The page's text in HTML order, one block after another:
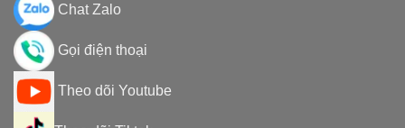
Chat Zalo
Gọi điện thoại
Theo dõi Youtube